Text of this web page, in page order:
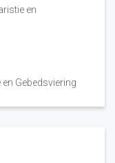
en
Gebedsviering